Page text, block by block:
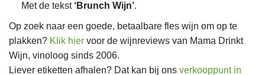
Met de tekst ‘Brunch Wijn’.
Op zoek naar een goede, betaalbare fles wijn om op te
plakken? Klik hier voor de wijnreviews van Mama Drinkt
Wijn, vinoloog sinds 2006.
Liever etiketten afhalen? Dat kan bij ons verkooppunt in